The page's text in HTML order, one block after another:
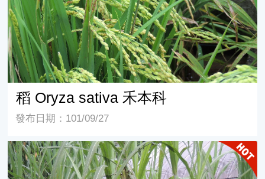
稻 Oryza sativa 禾本科
發布日期：101/09/27
甘蔗 Saccharum sinensis 禾本科